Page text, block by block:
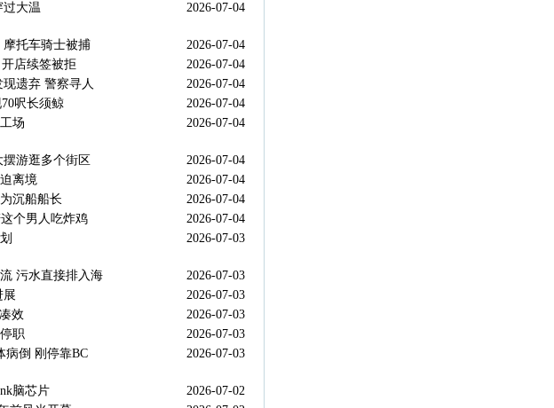
过大温
2026-07-04
托车骑士被捕
2026-07-04
店续签被拒
2026-07-04
遗弃 警察寻人
2026-07-04
呎长须鲸
2026-07-04
场
2026-07-04
游逛多个街区
2026-07-04
离境
2026-07-04
沉船船长
2026-07-04
个男人吃炸鸡
2026-07-04
2026-07-03
污水直接排入海
2026-07-03
展
2026-07-03
效
2026-07-03
职
2026-07-03
病倒 刚停靠BC
2026-07-03
脑芯片
2026-07-02